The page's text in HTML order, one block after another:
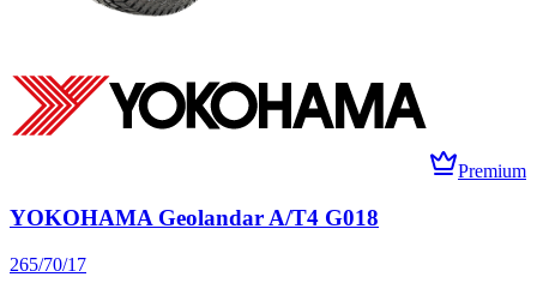
Premium
YOKOHAMA Geolandar A/T4 G018
265/70/17